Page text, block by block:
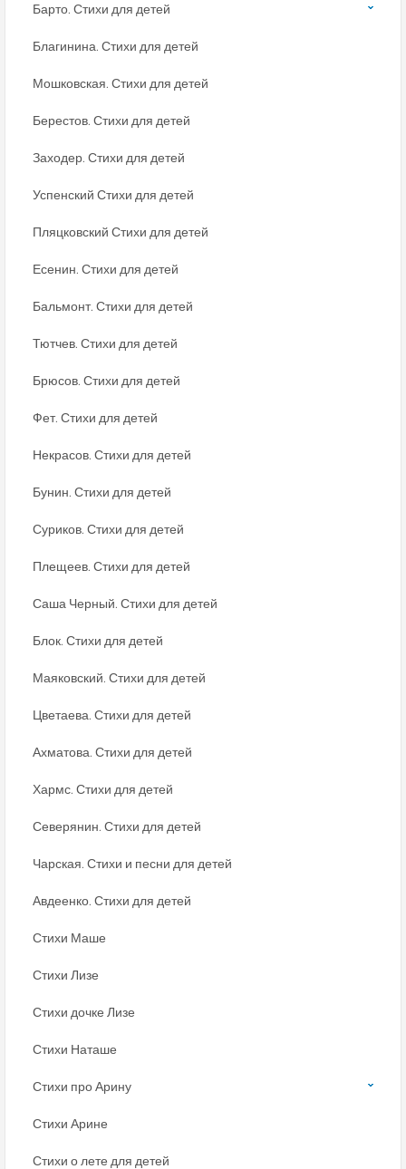
Барто. Стихи для детей
Благинина. Стихи для детей
Мошковская. Стихи для детей
Берестов. Стихи для детей
Заходер. Стихи для детей
Успенский Стихи для детей
Пляцковский Стихи для детей
Есенин. Стихи для детей
Бальмонт. Стихи для детей
Тютчев. Стихи для детей
Брюсов. Стихи для детей
Фет. Стихи для детей
Некрасов. Стихи для детей
Бунин. Стихи для детей
Суриков. Стихи для детей
Плещеев. Стихи для детей
Саша Черный. Стихи для детей
Блок. Стихи для детей
Маяковский. Стихи для детей
Цветаева. Стихи для детей
Ахматова. Стихи для детей
Хармс. Стихи для детей
Северянин. Стихи для детей
Чарская. Стихи и песни для детей
Авдеенко. Стихи для детей
Стихи Маше
Стихи Лизе
Стихи дочке Лизе
Стихи Наташе
Стихи про Арину
Стихи Арине
Стихи о лете для детей